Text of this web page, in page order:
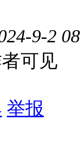
9-2
可见
举报